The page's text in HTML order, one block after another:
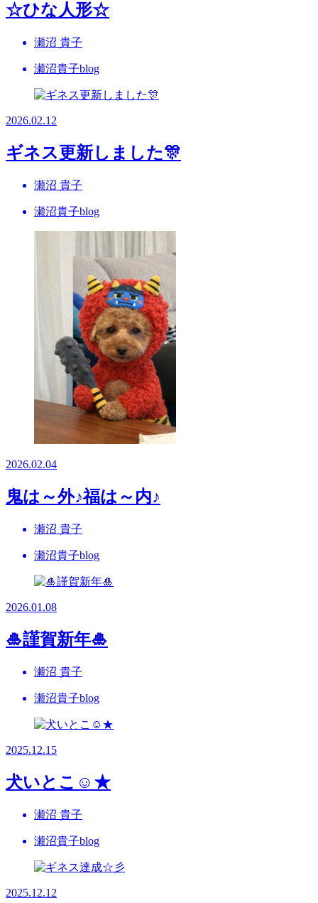
☆ひな人形☆
瀬沼 貴子
瀬沼貴子blog
2026.02.12
ギネス更新しました🎊
瀬沼 貴子
瀬沼貴子blog
2026.02.04
鬼は～外♪福は～内♪
瀬沼 貴子
瀬沼貴子blog
2026.01.08
🎍謹賀新年🎍
瀬沼 貴子
瀬沼貴子blog
2025.12.15
犬いとこ☺★
瀬沼 貴子
瀬沼貴子blog
2025.12.12